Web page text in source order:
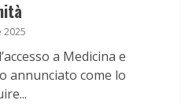
2025
a Medicina e
annunciato come lo